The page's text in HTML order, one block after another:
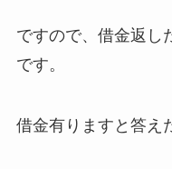
ですので、借金返し
です。
借金有りますと答え